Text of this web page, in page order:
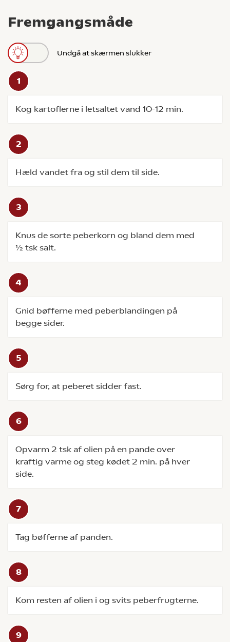
Fremgangsmåde
Undgå at skærmen slukker
Kog kartoflerne i letsaltet vand 10-12 min.
Hæld vandet fra og stil dem til side.
Knus de sorte peberkorn og bland dem med
½ tsk salt.
Gnid bøfferne med peberblandingen på
begge sider.
Sørg for, at peberet sidder fast.
Opvarm 2 tsk af olien på en pande over
kraftig varme og steg kødet 2 min. på hver
side.
Tag bøfferne af panden.
Kom resten af olien i og svits peberfrugterne.